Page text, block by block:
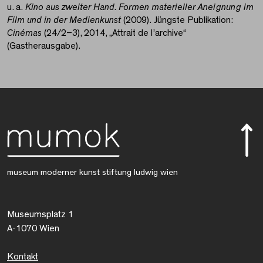
u. a. Kino aus zweiter Hand. Formen materieller Aneignung im
Film und in der Medienkunst(2009). Jüngste Publikation:
Cinémas (24/2–3), 2014, „Attrait de l’archive“
(Gastherausgabe).
museum moderner kunst stiftung ludwig wien
Museumsplatz 1
A-1070 Wien
Kontakt